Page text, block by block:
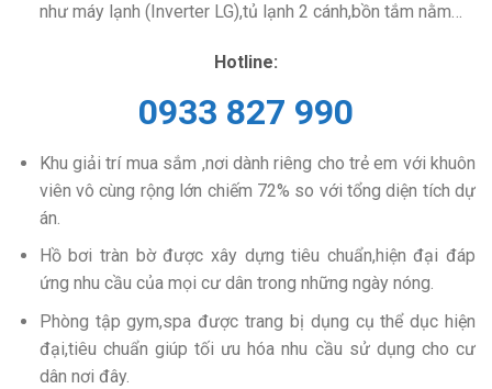
như máy lạnh (Inverter LG),tủ lạnh 2 cánh,bồn tắm nằm…
Hotline:
0933 827 990
Khu giải trí mua sắm ,nơi dành riêng cho trẻ em với khuôn
viên vô cùng rộng lớn chiếm 72% so với tổng diện tích dự
án.
Hồ bơi tràn bờ được xây dựng tiêu chuẩn,hiện đại đáp
ứng nhu cầu của mọi cư dân trong những ngày nóng.
Phòng tập gym,spa được trang bị dụng cụ thể dục hiện
đại,tiêu chuẩn giúp tối ưu hóa nhu cầu sử dụng cho cư
dân nơi đây.